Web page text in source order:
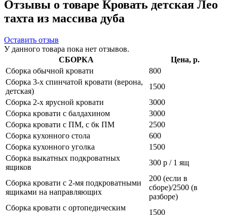
Отзывы о товаре Кровать детская Лео
тахта из массива дуба
Оставить отзыв
У данного товара пока нет отзывов.
СБОРКА
Цена, р.
Сборка обычной кровати
800
Сборка 3-х спинчатой кровати (верона,
детская)
1500
Сборка 2-х ярусной кровати
3000
Сборка кровати с балдахином
3000
Сборка кровати с ПМ, с бк ПМ
2500
Сборка кухонного стола
600
Сборка кухонного уголка
1500
Сборка выкатных подкроватных
ящиков
300 р / 1 ящ
Сборка кровати с 2-мя подкроватными
ящиками на направляющих
200 (если в
сборе)/2500 (в
разборе)
Сборка кровати с ортопедическим
1500